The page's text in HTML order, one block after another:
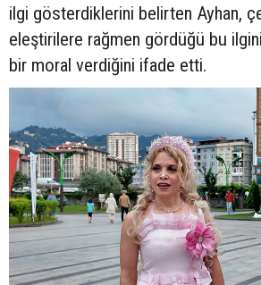
ilgi gösterdiklerini belirten Ayhan,
eleştirilere rağmen gördüğü bu
bir moral verdiğini ifade etti.